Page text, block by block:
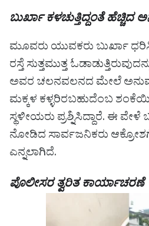
ಬುರ್ಖಾ ಕಳಚುತ್ತಿದ್ದಂತೆ ಹೆಚ್ಚಿದ
ಮೂವರು ಯುವಕರು ಬುರ್ಖಾ
ರಸ್ತೆ ಸುತ್ತಮುತ್ತ
ಅವರ ಚಲನವಲನದ ಮೇಲೆ
ಮಕ್ಕಳ ಕಳ್ಳರಿರಬಹುದೆಂಬ
ಸ್ಥಳೀಯರು ಪ್ರಶ್ನಿಸಿದ್ದಾರೆ. ಈ
ನೋಡಿದ ಸಾರ್ವಜನಿಕರು
ಎನ್ನಲಾಗಿದೆ.
ಪೊಲೀಸರ ತ್ವರಿತ ಕಾರ್ಯಾಚರಣೆ